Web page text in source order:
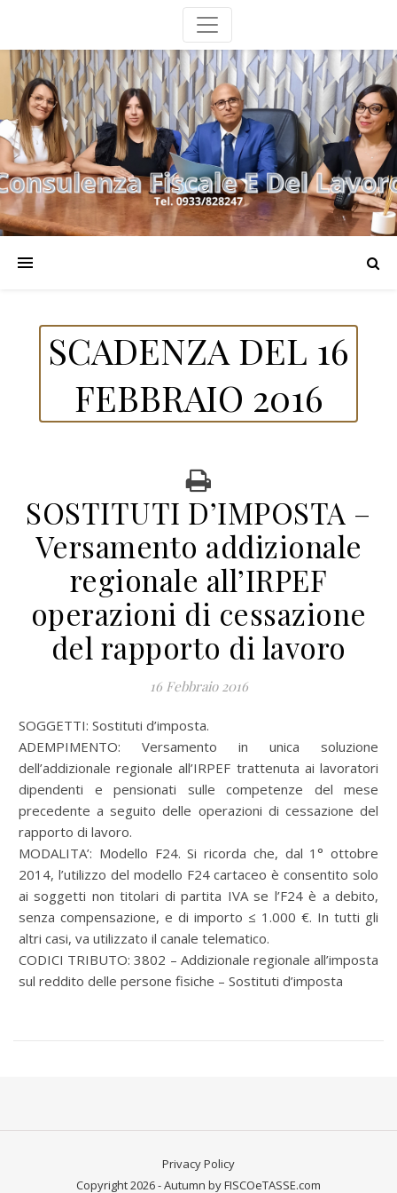
SCADENZA DEL 16
FEBBRAIO 2016
SOSTITUTI D’IMPOSTA –
Versamento addizionale
regionale all’IRPEF
operazioni di cessazione
del rapporto di lavoro
16 Febbraio 2016
SOGGETTI: Sostituti d’imposta.
ADEMPIMENTO: Versamento in unica soluzione
dell’addizionale regionale all’IRPEF trattenuta ai lavoratori
dipendenti e pensionati sulle competenze del mese
precedente a seguito delle operazioni di cessazione del
rapporto di lavoro.
MODALITA’: Modello F24. Si ricorda che, dal 1° ottobre
2014, l’utilizzo del modello F24 cartaceo è consentito solo
ai soggetti non titolari di partita IVA se l’F24 è a debito,
senza compensazione, e di importo ≤ 1.000 €. In tutti gli
altri casi, va utilizzato il canale telematico.
CODICI TRIBUTO: 3802 – Addizionale regionale all’imposta
sul reddito delle persone fisiche – Sostituti d’imposta
Privacy Policy
Copyright 2026 - Autumn by FISCOeTASSE.com